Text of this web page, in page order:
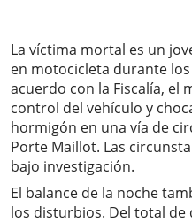
La víctima mortal es un
en motocicleta durante
acuerdo con la Fiscalía,
control del vehículo y
hormigón en una vía de
Porte Maillot. Las
bajo investigación.
El balance de la noche
los disturbios. Del total de